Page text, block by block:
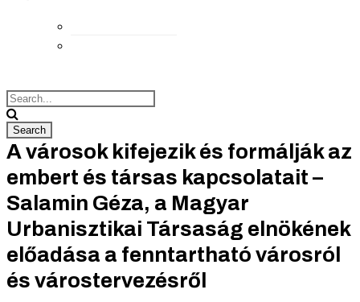
A városok kifejezik és formálják az
embert és társas kapcsolatait –
Salamin Géza, a Magyar
Urbanisztikai Társaság elnökének
előadása a fenntartható városról
és várostervezésről